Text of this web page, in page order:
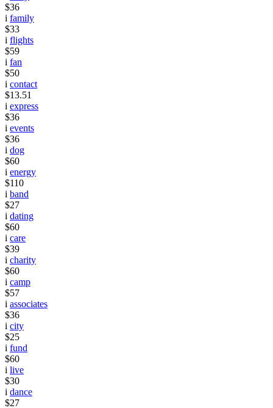
$36
i family
$33
i flights
$59
i fan
$50
i contact
$13.51
i express
$36
i events
$36
i dog
$60
i energy
$110
i band
$27
i dating
$60
i care
$39
i charity
$60
i camp
$57
i associates
$36
i city
$25
i fund
$60
i live
$30
i dance
$27